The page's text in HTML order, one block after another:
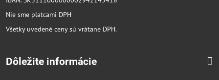
Nie sme platcami DPH
Všetky uvedené ceny sú vrátane DPH.
Dôležite informácie